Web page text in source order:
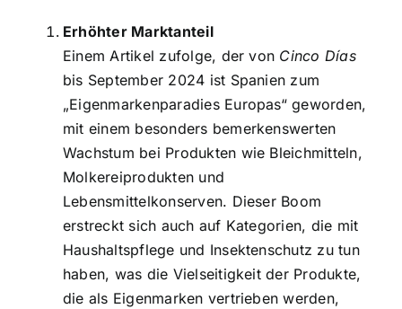
Erhöhter Marktanteil
Einem Artikel zufolge, der von Cinco Días
bis September 2024 ist Spanien zum
„Eigenmarkenparadies Europas“ geworden,
mit einem besonders bemerkenswerten
Wachstum bei Produkten wie Bleichmitteln,
Molkereiprodukten und
Lebensmittelkonserven. Dieser Boom
erstreckt sich auch auf Kategorien, die mit
Haushaltspflege und Insektenschutz zu tun
haben, was die Vielseitigkeit der Produkte,
die als Eigenmarken vertrieben werden,